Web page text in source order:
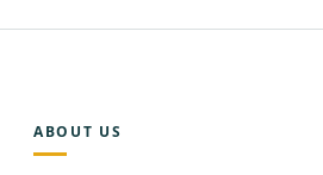
ABOUT US